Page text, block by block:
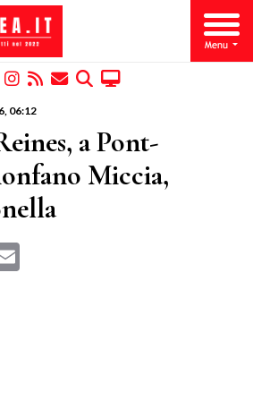
, 06:12
a Pont-
Miccia,
Email